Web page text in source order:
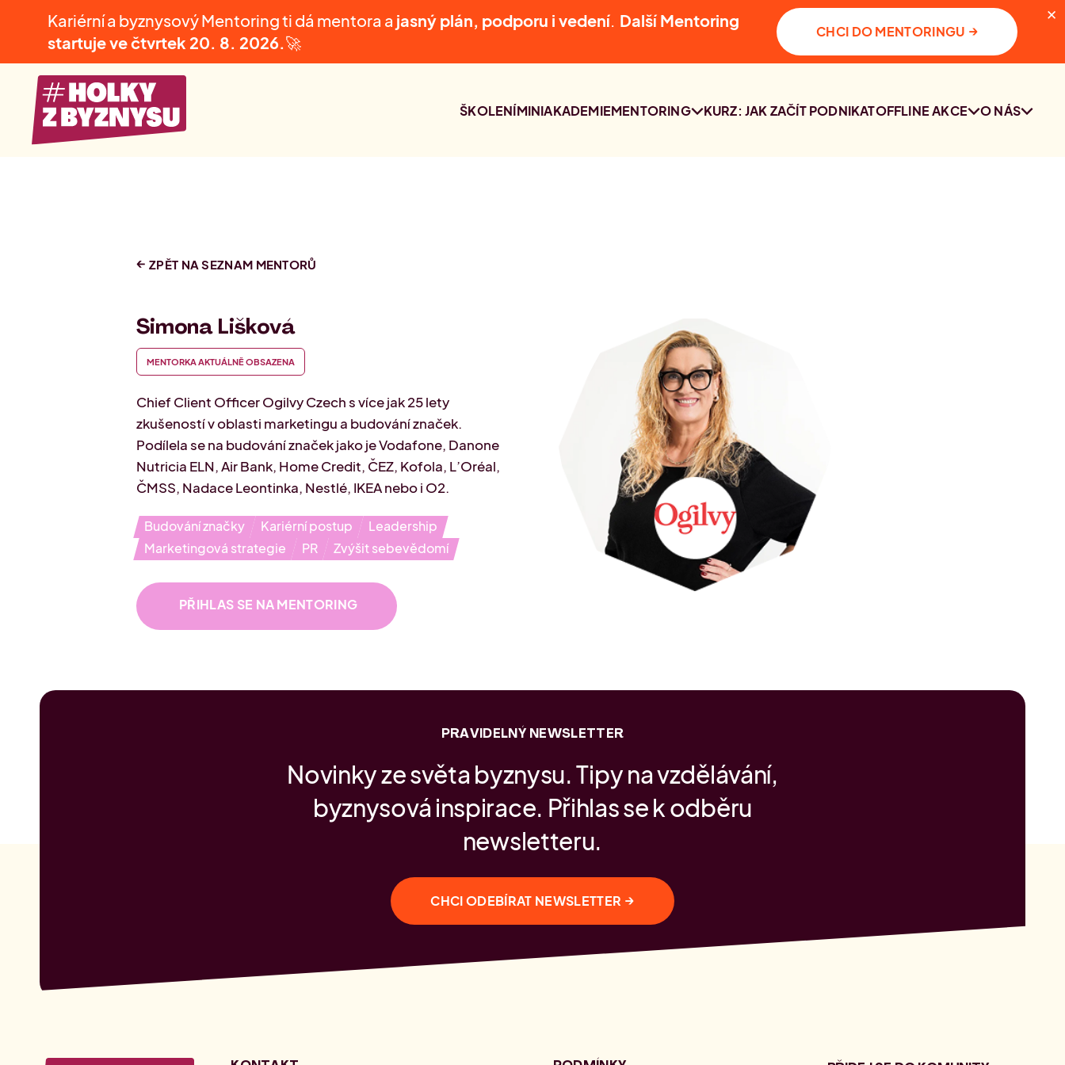
✕
Kariérní a byznysový Mentoring ti dá mentora a jasný plán, podporu i vedení. Další Mentoring
startuje ve čtvrtek 20. 8. 2026.🚀
CHCI DO MENTORINGU →
ŠKOLENÍMINIAKADEMIEMENTORING KURZ: JAK ZAČÍT PODNIKATOFFLINE AKCE O NÁS
ZPĚT NA SEZNAM MENTORŮ
Simona Lišková
MENTORKA AKTUÁLNĚ OBSAZENA
Chief Client Officer Ogilvy Czech s více jak 25 lety
zkušeností v oblasti marketingu a budování značek.
Podílela se na budování značek jako je Vodafone, Danone
Nutricia ELN, Air Bank, Home Credit, ČEZ, Kofola, L’Oréal,
ČMSS, Nadace Leontinka, Nestlé, IKEA nebo i O2.
Budování značky Kariérní postup
Leadership
Marketingová strategie
PR Zvýšit sebevědomí
PŘIHLAS SE NA MENTORING
PRAVIDELNÝ NEWSLETTER
Novinky ze světa byznysu. Tipy na vzdělávání,
byznysová inspirace. Přihlas se k odběru
newsletteru.
CHCI ODEBÍRAT NEWSLETTER →